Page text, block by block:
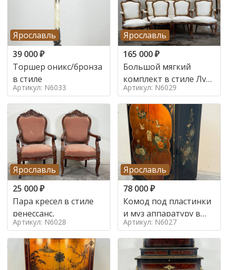
Ярославль
39 000₽
Торшер оникс/бронза
в стиле
Артикул: N6033
Ярославль
165 000₽
Большой мягкий
комплект в стиле Луи
в стиле
Артикул: N6029
Ярославль
25 000₽
Пара кресел в стиле
ренессанс,
Артикул: N6028
Ярославль
78 000₽
Комод под пластинки
и муз аппаратуру в
стиле шинуазри,
Артикул: N6027